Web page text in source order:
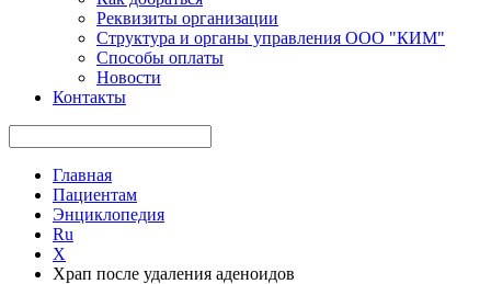
Реквизиты организации
Структура и органы управления ООО "КИМ"
Способы оплаты
Новости
Контакты
Главная
Пациентам
Энциклопедия
Ru
Х
Храп после удаления аденоидов